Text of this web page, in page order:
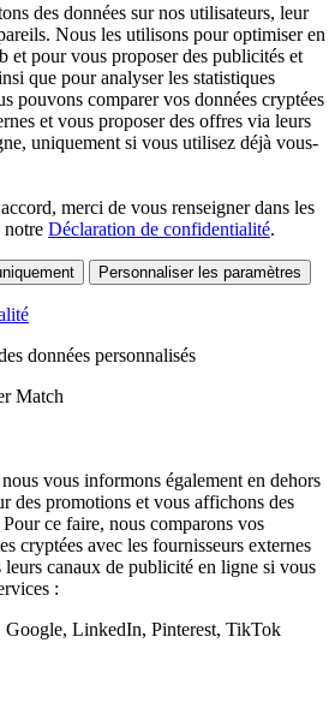
des données sur nos utilisateurs, leur
Nous les utilisons pour optimiser en
et pour vous proposer des publicités et
que pour analyser les statistiques
pouvons comparer vos données cryptées
et vous proposer des offres via leurs
uniquement si vous utilisez déjà vous-
merci de vous renseigner dans les
notre Déclaration de confidentialité.
Personnaliser les paramètres
données personnalisés
Match
vous informons également en dehors
des promotions et vous affichons des
ce faire, nous comparons vos
cryptées avec les fournisseurs externes
leurs canaux de publicité en ligne si vous
:
LinkedIn, Pinterest, TikTok